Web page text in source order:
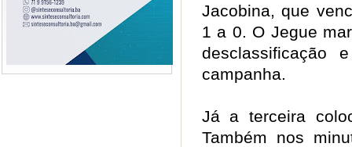
Jacobina, que
1 a 0. O Jegue
desclassificação
campanha.
Já a terceira
Também nos